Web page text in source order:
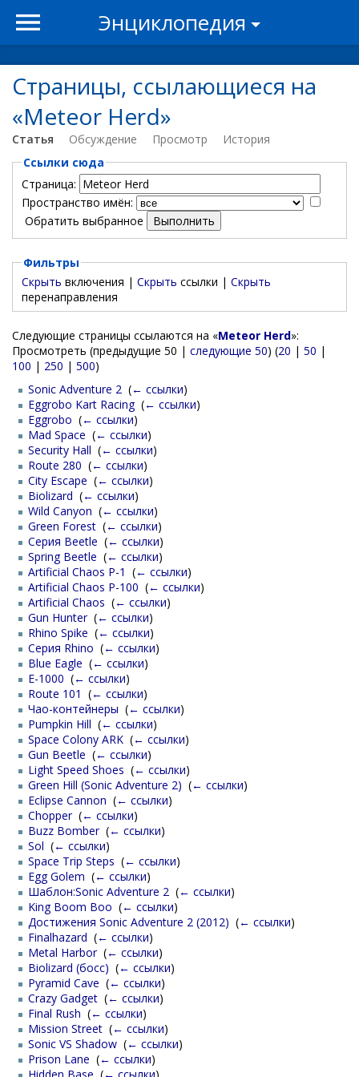
Энциклопедия
Страницы, ссылающиеся на
«Meteor Herd»
Статья Обсуждение Просмотр
История
Ссылки сюда
Страница:
Пространство имён:
Обратить выбранное
Фильтры
Скрыть включения | Скрыть ссылки | Скрыть
перенаправления
Следующие страницы ссылаются на «Meteor Herd»:
Просмотреть (предыдущие 50 | следующие 50) (20 | 50 |
100 | 250 | 500)
Sonic Adventure 2 (← ссылки)
Eggrobo Kart Racing‎ (← ссылки)
Eggrobo (← ссылки)
Mad Space (← ссылки)
Security Hall (← ссылки)
Route 280 (← ссылки)
City Escape (← ссылки)
Biolizard (← ссылки)
Wild Canyon (← ссылки)
Green Forest (← ссылки)
Серия Beetle (← ссылки)
Spring Beetle (← ссылки)
Artificial Chaos P-1 (← ссылки)
Artificial Chaos P-100 (← ссылки)
Artificial Chaos (← ссылки)
Gun Hunter‎ (← ссылки)
Rhino Spike (← ссылки)
Серия Rhino (← ссылки)
Blue Eagle (← ссылки)
E-1000 (← ссылки)
Route 101 (← ссылки)
Чао-контейнеры (← ссылки)
Pumpkin Hill (← ссылки)
Space Colony ARK (← ссылки)
Gun Beetle (← ссылки)
Light Speed Shoes (← ссылки)
Green Hill (Sonic Adventure 2) (← ссылки)
Eclipse Cannon (← ссылки)
Chopper‎ (← ссылки)
Buzz Bomber‎ (← ссылки)
Sol (← ссылки)
Space Trip Steps (← ссылки)
Egg Golem (← ссылки)
Шаблон:Sonic Adventure 2 (← ссылки)
King Boom Boo (← ссылки)
Достижения Sonic Adventure 2 (2012) (← ссылки)
Finalhazard (← ссылки)
Metal Harbor‎ (← ссылки)
Biolizard (босс) (← ссылки)
Pyramid Cave (← ссылки)
Crazy Gadget (← ссылки)
Final Rush (← ссылки)
Mission Street (← ссылки)
Sonic VS Shadow (← ссылки)
Prison Lane (← ссылки)